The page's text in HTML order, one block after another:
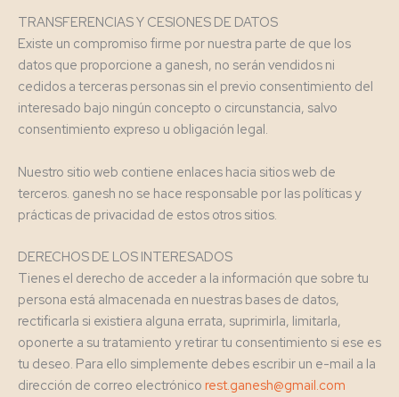
TRANSFERENCIAS Y CESIONES DE DATOS
Existe un compromiso firme por nuestra parte de que los
datos que proporcione a ganesh, no serán vendidos ni
cedidos a terceras personas sin el previo consentimiento del
interesado bajo ningún concepto o circunstancia, salvo
consentimiento expreso u obligación legal.
Nuestro sitio web contiene enlaces hacia sitios web de
terceros. ganesh no se hace responsable por las políticas y
prácticas de privacidad de estos otros sitios.
DERECHOS DE LOS INTERESADOS
Tienes el derecho de acceder a la información que sobre tu
persona está almacenada en nuestras bases de datos,
rectificarla si existiera alguna errata, suprimirla, limitarla,
oponerte a su tratamiento y retirar tu consentimiento si ese es
tu deseo. Para ello simplemente debes escribir un e-mail a la
dirección de correo electrónico rest.ganesh@gmail.com